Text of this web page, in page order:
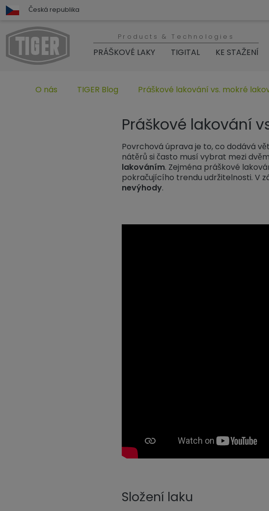
Česká republika
Products & Technologies
PRÁŠKOVÉ LAKY TIGITAL KE STAŽENÍ
Untermenü öffnen für „www.tiger-coatings.com“
O nás Untermenü öffnen für „TIGER Group“
TIGER Blog Untermenü öffnen für „TIGER Blog“
Práškové lakování vs. mokré
Práškové lakování
Povrchová úprava je to, co dodává
nátěrů si často musí vybrat mezi
lakováním. Zejména práškové
pokračujícího trendu udržitelnosti. V
nevýhody.
Složení laku